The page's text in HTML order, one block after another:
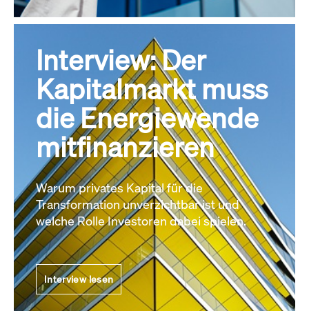
Interview: Der
Kapitalmarkt muss
die Energiewende
mitfinanzieren
Warum privates Kapital für die
Transformation unverzichtbar ist und
welche Rolle Investoren dabei spielen.
Interview lesen